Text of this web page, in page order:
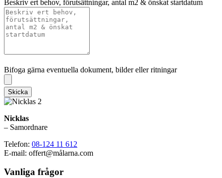
Beskriv ert behov, förutsättningar, antal m2 & önskat startdatum
Bifoga gärna eventuella dokument, bilder eller ritningar
Skicka
Nicklas
– Samordnare
Telefon: 08-124 11 612
E-mail: offert@målarna.com
Vanliga frågor